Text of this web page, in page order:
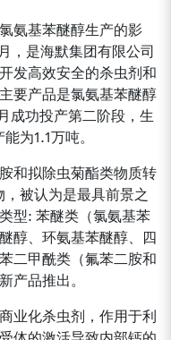
氨基苯醚醇生产的影
，是海默集团有限公司
发高效安全的杀虫剂和
要产品是氯氨基苯醚醇
成功投产第二阶段，生
为1.1万吨。
和拟除虫菊酯类物质转
被认为是最具前景之
型: 苯醚类（氯氨基苯
醇、环氨基苯醚醇、四
二甲酰类（氟苯二胺和
产品推出。
业化杀虫剂，作用于利